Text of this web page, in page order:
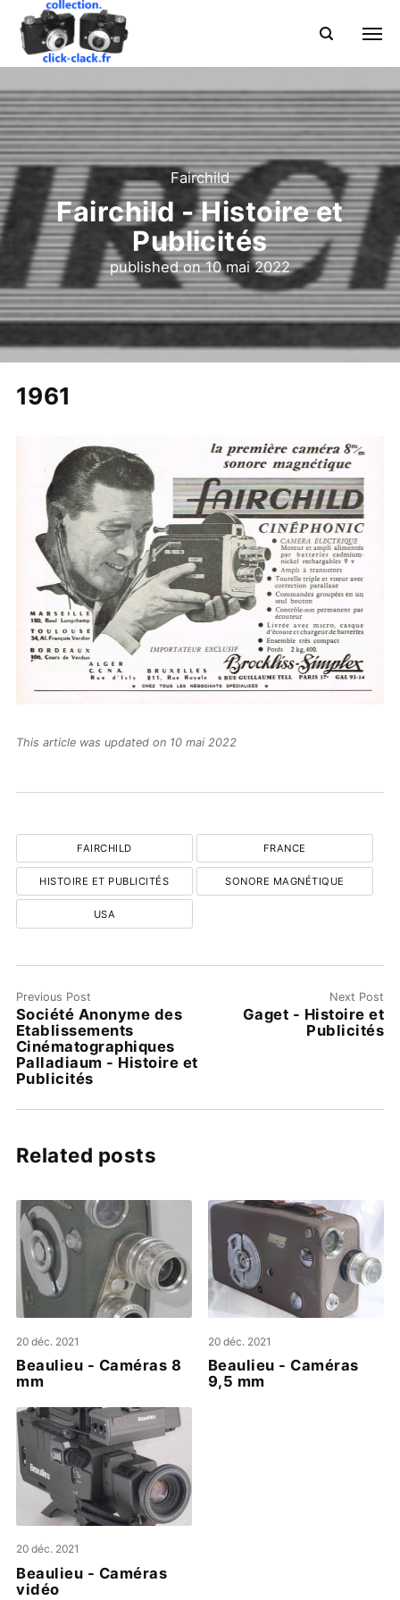
Fairchild
Fairchild - Histoire et
Publicités
published on10 mai 2022
1961
This article was updated on 10 mai 2022
FAIRCHILD FRANCE
HISTOIRE ET PUBLICITÉS SONORE MAGNÉTIQUE
USA
Previous Post
Société Anonyme des
Etablissements
Cinématographiques
Palladiaum - Histoire et
Publicités
Next Post
Gaget - Histoire et
Publicités
Related posts
20 déc. 2021
Beaulieu - Caméras 8
mm
20 déc. 2021
Beaulieu - Caméras
9,5 mm
20 déc. 2021
Beaulieu - Caméras
vidéo